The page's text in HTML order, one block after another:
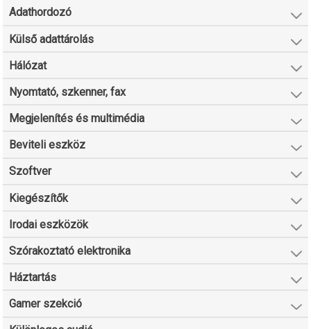
Adathordozó
Külső adattárolás
Hálózat
Nyomtató, szkenner, fax
Megjelenítés és multimédia
Beviteli eszköz
Szoftver
Kiegészítők
Irodai eszközök
Szórakoztató elektronika
Háztartás
Gamer szekció